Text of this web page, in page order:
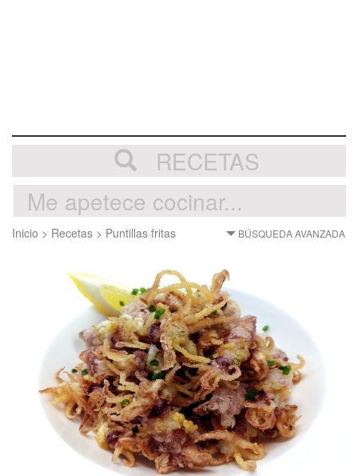
RECETAS
Inicio > Recetas > Puntillas fritas BÚSQUEDA AVANZADA